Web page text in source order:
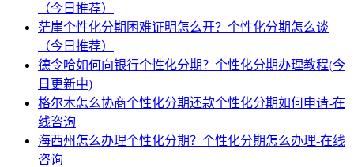
（今日推荐）
茫崖个性化分期困难证明怎么开？个性化分期怎么谈
（今日推荐）
德令哈如何向银行个性化分期？个性化分期办理教程(今
日更新中)
格尔木怎么协商个性化分期还款个性化分期如何申请-在
线咨询
海西州怎么办理个性化分期？个性化分期怎么办理-在线
咨询